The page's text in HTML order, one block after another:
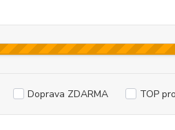
Doprava ZDARMA TOP